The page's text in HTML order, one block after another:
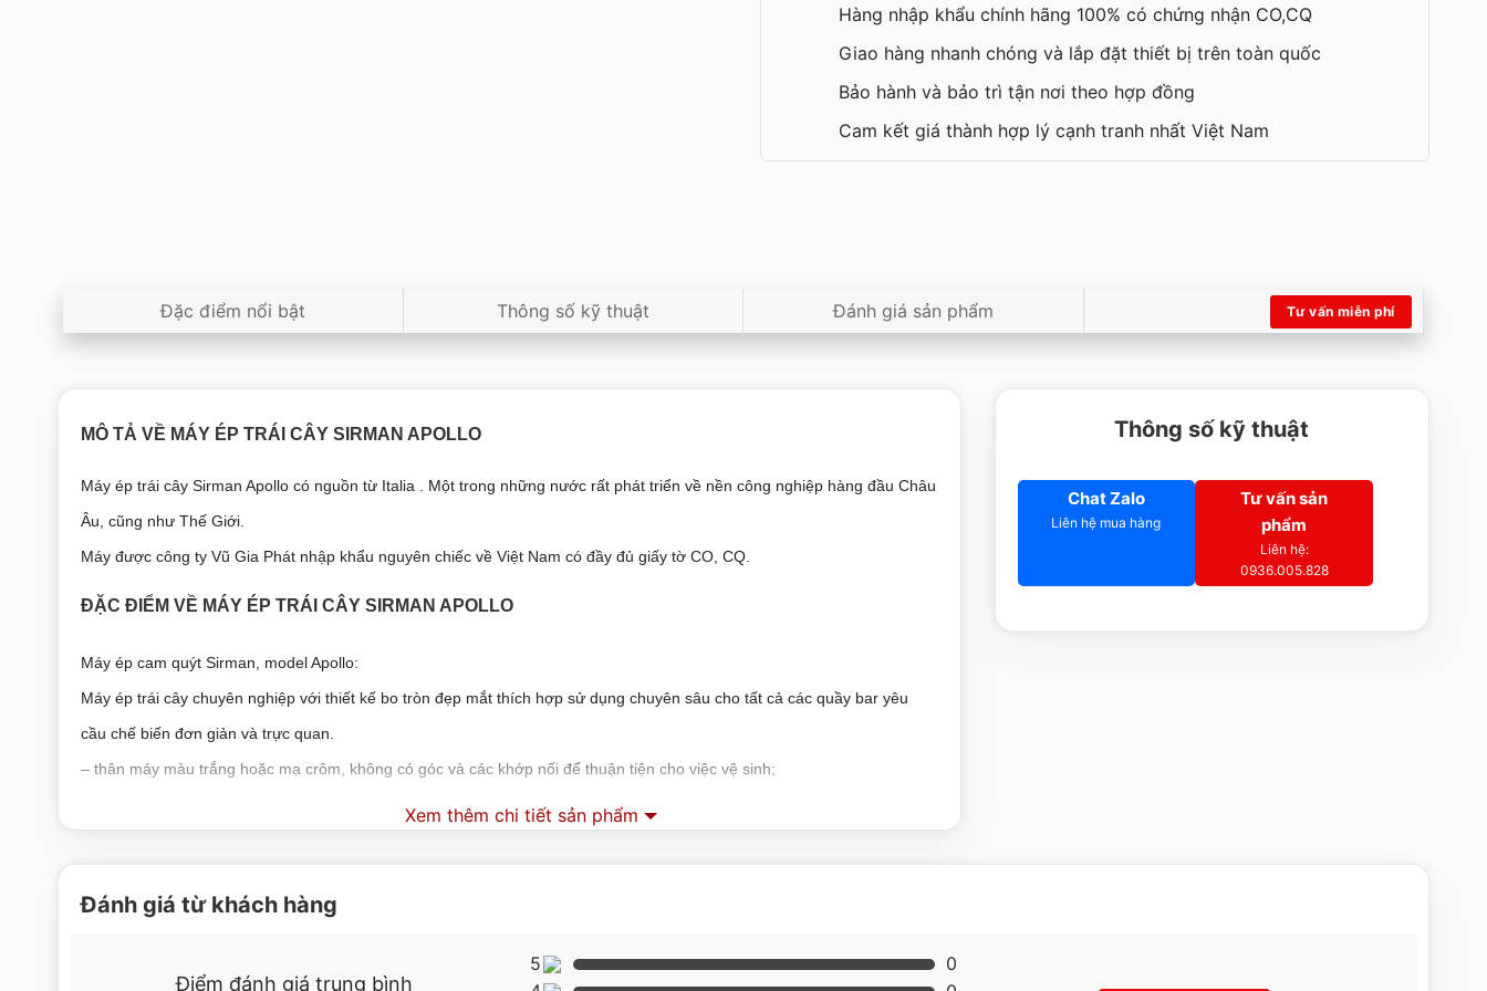
Hàng nhập khẩu chính hãng 100% có chứng nhận CO,CQ
Giao hàng nhanh chóng và lắp đặt thiết bị trên toàn quốc
Bảo hành và bảo trì tận nơi theo hợp đồng
Cam kết giá thành hợp lý cạnh tranh nhất Việt Nam
Đặc điểm nổi bật Thông số kỹ thuật Đánh giá sản phẩm Tư vấn miễn phí
MÔ TẢ VỀ MÁY ÉP TRÁI CÂY SIRMAN APOLLO
Máy ép trái cây Sirman Apollo có nguồn từ Italia . Một trong những nước rất phát triển về nền công nghiệp hàng đầu Châu
Âu, cũng như Thế Giới.
Máy được công ty Vũ Gia Phát nhập khẩu nguyên chiếc về Việt Nam có đầy đủ giấy tờ CO, CQ.
ĐẶC ĐIỂM VỀ MÁY ÉP TRÁI CÂY SIRMAN APOLLO
Máy ép cam quýt Sirman, model Apollo:
Máy ép trái cây chuyên nghiệp với thiết kế bo tròn đẹp mắt thích hợp sử dụng chuyên sâu cho tất cả các quầy bar yêu
cầu chế biến đơn giản và trực quan.
– thân máy màu trắng hoặc mạ crôm, không có góc và các khớp nối để thuận tiện cho việc vệ sinh;
– thùng xử lý bằng thép không gỉ có thể tháo rời để làm sạch và rửa ngay cả trong máy rửa chén; theo yêu cầu bể ABS
– phiên bản theo yêu cầu với cần gạt bằng nhôm và thép không gỉ để làm việc mà không bị bẩn tay;
cây có múi. Theo yêu cầu mà không có microwitch để tiết kiệm hơn cho máy;
Xem thêm chi tiết sản phẩm
Thông số kỹ thuật
Chat Zalo
Liên hệ mua hàng
Tư vấn sản
phẩm
Liên hệ:
0936.005.828
Đánh giá từ khách hàng
Điểm đánh giá trung bình
5
0